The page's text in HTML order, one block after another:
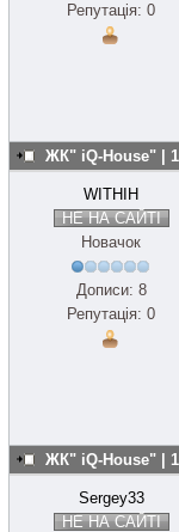
Репутація: 0
ЖК" iQ-House" |
WITHIH
НЕ НА САЙТІ
Новачок
Дописи: 8
Репутація: 0
ЖК" iQ-House" |
Sergey33
НЕ НА САЙТІ